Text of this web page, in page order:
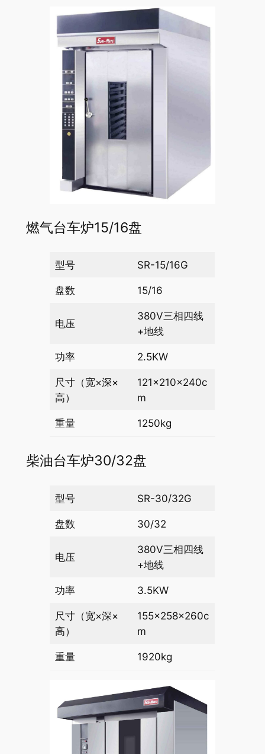
燃气台车炉15/16盘
型号 SR-15/16G
盘数 15/16
电压
380V三相四线
+地线
功率 2.5KW
尺寸（宽×深×
高）
121×210×240c
m
重量 1250kg
柴油台车炉30/32盘
型号 SR-30/32G
盘数 30/32
电压
380V三相四线
+地线
功率 3.5KW
尺寸（宽×深×
高）
155×258×260c
m
重量 1920kg